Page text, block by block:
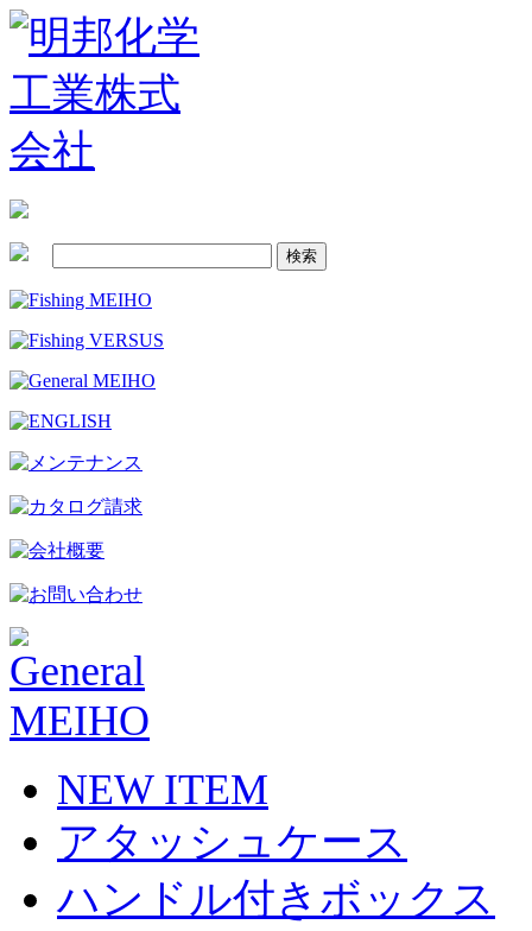
NEW ITEM
アタッシュケース
ハンドル付きボックス